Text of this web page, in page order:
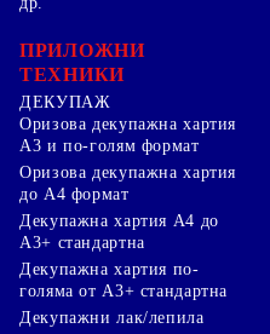
ПРИЛОЖНИ
ТЕХНИКИ
ДЕКУПАЖ
Оризова декупажна хартия
А3 и по-голям формат
Оризова декупажна хартия
до А4 формат
Декупажна хартия А4 до
А3+ стандартна
Декупажна хартия по-
голяма от А3+ стандартна
Декупажни лак/лепила